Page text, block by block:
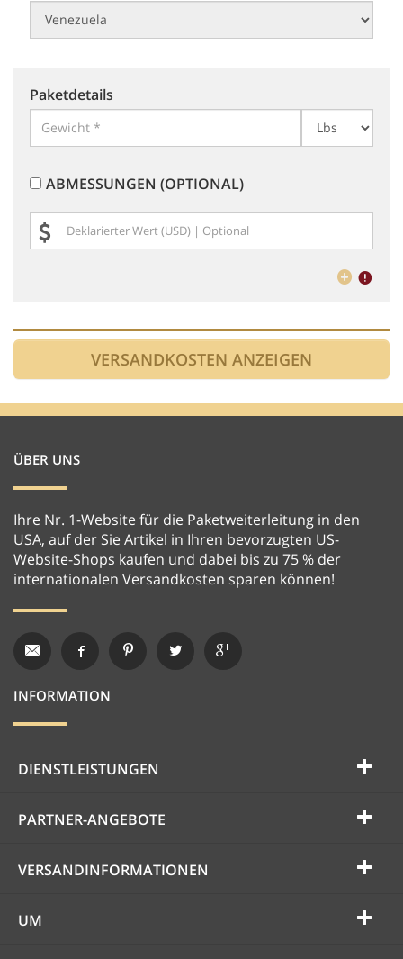
Paketdetails
ABMESSUNGEN (OPTIONAL)
ÜBER UNS
Ihre Nr. 1-Website für die Paketweiterleitung in den
USA, auf der Sie Artikel in Ihren bevorzugten US-
Website-Shops kaufen und dabei bis zu 75 % der
internationalen Versandkosten sparen können!
INFORMATION
DIENSTLEISTUNGEN
PARTNER-ANGEBOTE
VERSANDINFORMATIONEN
UM